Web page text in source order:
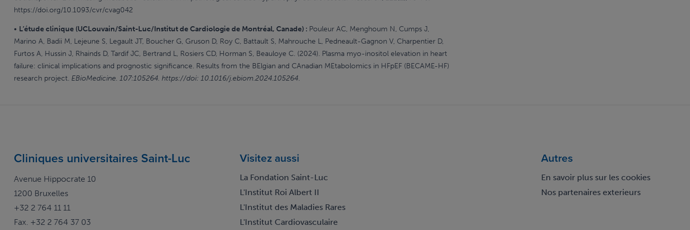
https://doi.org/10.1093/cvr/cvag042
• L’étude clinique (UCLouvain/Saint-Luc/Institut de Cardiologie de Montréal, Canade) : Pouleur AC, Menghoum N, Cumps J,
Marino A, Badii M, Lejeune S, Legault JT, Boucher G, Gruson D, Roy C, Battault S, Mahrouche L, Pedneault-Gagnon V, Charpentier D,
Furtos A, Hussin J, Rhainds D, Tardif JC, Bertrand L, Rosiers CD, Horman S, Beauloye C. (2024). Plasma myo-inositol elevation in heart
failure: clinical implications and prognostic significance. Results from the BElgian and CAnadian MEtabolomics in HFpEF (BECAME-HF)
research project. EBioMedicine. 107:105264. https://doi: 10.1016/j.ebiom.2024.105264.
Cliniques universitaires Saint-Luc
Avenue Hippocrate 10
1200 Bruxelles
+32 2 764 11 11
Fax. +32 2 764 37 03
Visitez aussi
La Fondation Saint-Luc
L'Institut Roi Albert II
L'Institut des Maladies Rares
L'Institut Cardiovasculaire
Autres
En savoir plus sur les cookies
Nos partenaires exterieurs